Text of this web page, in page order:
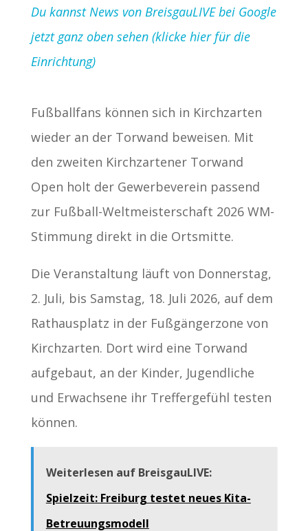
Du kannst News von BreisgauLIVE bei Google
jetzt ganz oben sehen (klicke hier für die
Einrichtung)
Fußballfans können sich in Kirchzarten
wieder an der Torwand beweisen. Mit
den zweiten Kirchzartener Torwand
Open holt der Gewerbeverein passend
zur Fußball-Weltmeisterschaft 2026 WM-
Stimmung direkt in die Ortsmitte.
Die Veranstaltung läuft von Donnerstag,
2. Juli, bis Samstag, 18. Juli 2026, auf dem
Rathausplatz in der Fußgängerzone von
Kirchzarten. Dort wird eine Torwand
aufgebaut, an der Kinder, Jugendliche
und Erwachsene ihr Treffergefühl testen
können.
Weiterlesen auf BreisgauLIVE:
Spielzeit: Freiburg testet neues Kita-
Betreuungsmodell